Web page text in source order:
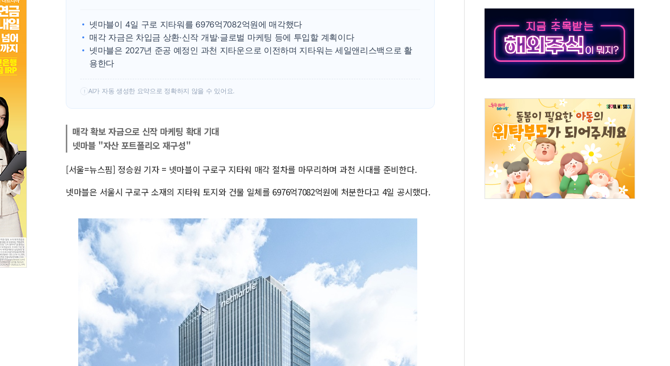
뉴욕증시 개장 전 특징주...아틀라시안·클라우드플레어·태양광주↑ VS 트레이드데스크·웬디스↓
보훈부, 미 DPAA와 MOU… "6·25 미군 실종자 7359명 끝까지 찾겠다"
트럼프 "금리 내려야"…파월 때와 달리 워시엔 톤 낮춰
넷마블이 4일 구로 지타워를 6976억7082억원에 매각했다
매각 자금은 차입금 상환·신작 개발·글로벌 마케팅 등에 투입할 계획이다
넷마블은 2027년 준공 예정인 과천 지타운으로 이전하며 지타워는 세일앤리스백으로 활
용한다
! AI가 자동 생성한 요약으로 정확하지 않을 수 있어요.
매각 확보 자금으로 신작 마케팅 확대 기대
넷마블 "자산 포트폴리오 재구성"
[서울=뉴스핌] 정승원 기자 = 넷마블이 구로구 지타워 매각 절차를 마무리하며 과천 시대를 준비한다.
넷마블은 서울시 구로구 소재의 지타워 토지와 건물 일체를 6976억7082억원에 처분한다고 4일 공시했다.